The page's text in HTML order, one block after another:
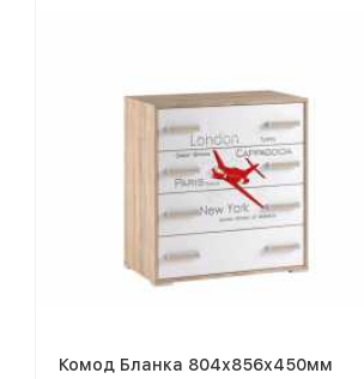
Комод Бланка 804х856х450мм